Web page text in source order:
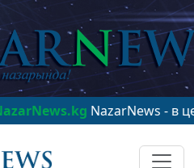
NazarNews - в центре